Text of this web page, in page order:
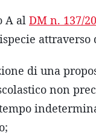
A al DM n. 137/
attraverso
di una
non